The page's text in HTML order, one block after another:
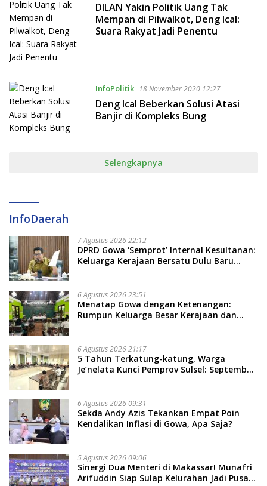
DILAN Yakin Politik Uang Tak
Mempan di Pilwalkot, Deng Ical:
Suara Rakyat Jadi Penentu
InfoPolitik 18 November 2020 12:27
Deng Ical Beberkan Solusi Atasi
Banjir di Kompleks Bung
Selengkapnya
InfoDaerah
7 Agustus 2026 22:12
DPRD Gowa ‘Semprot’ Internal Kesultanan:
Keluarga Kerajaan Bersatu Dulu Baru
6 Agustus 2026 23:51
Menatap Gowa dengan Ketenangan:
Rumpun Keluarga Besar Kerajaan dan
Soal Adat dan Adab
6 Agustus 2026 21:17
5 Tahun Terkatung-katung, Warga
Je’nelata Kunci Pemprov Sulsel: September
6 Agustus 2026 09:31
Sekda Andy Azis Tekankan Empat Poin
Kendalikan Inflasi di Gowa, Apa Saja?
5 Agustus 2026 09:06
Sinergi Dua Menteri di Makassar! Munafri
Arifuddin Siap Sulap Kelurahan Jadi Pusat